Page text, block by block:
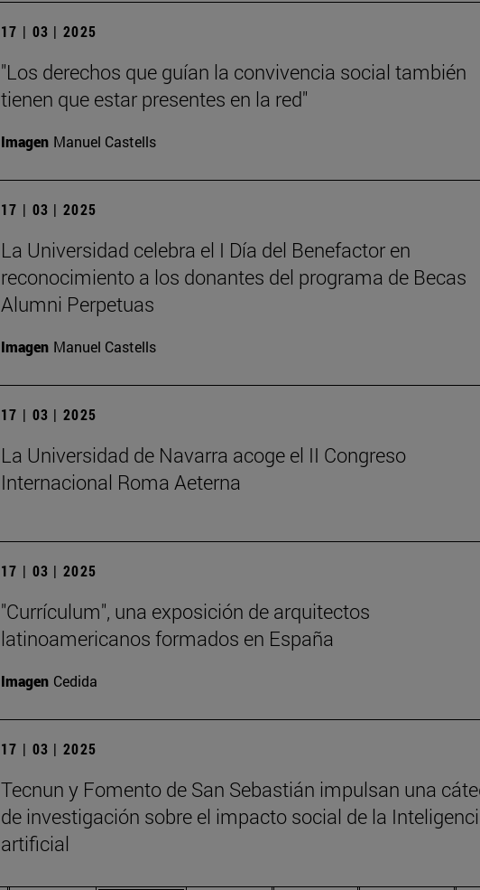
17 | 03 | 2025
"Los derechos que guían la convivencia social también
tienen que estar presentes en la red"
Imagen Manuel Castells
17 | 03 | 2025
La Universidad celebra el I Día del Benefactor en
reconocimiento a los donantes del programa de Becas
Alumni Perpetuas
Imagen Manuel Castells
17 | 03 | 2025
La Universidad de Navarra acoge el II Congreso
Internacional Roma Aeterna
17 | 03 | 2025
"Currículum", una exposición de arquitectos
latinoamericanos formados en España
Imagen Cedida
17 | 03 | 2025
Tecnun y Fomento de San Sebastián impulsan una
de investigación sobre el impacto social de la
artificial